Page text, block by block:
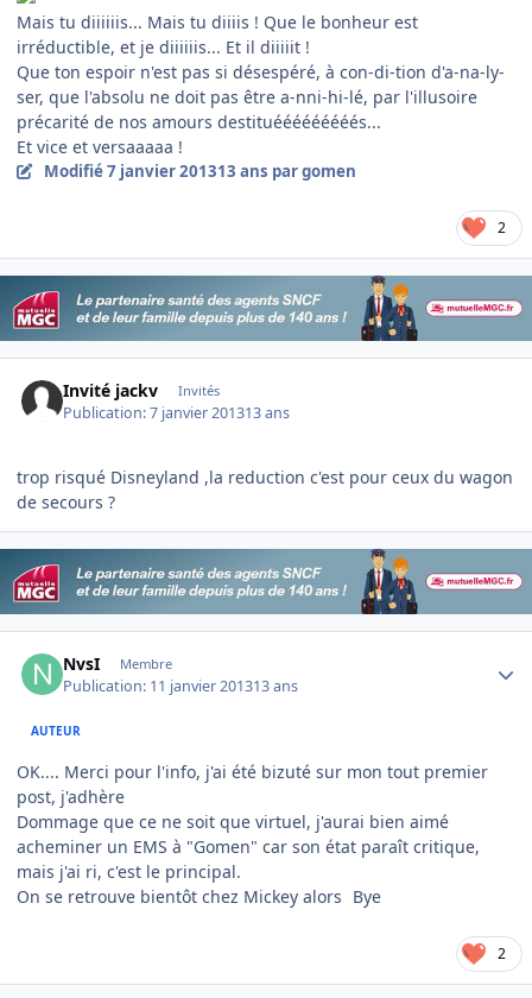
Mais tu diiiiiis... Mais tu diiiis ! Que le bonheur est
irréductible, et je diiiiiis... Et il diiiiit !
Que ton espoir n'est pas si désespéré, à con-di-tion d'a-na-ly-
ser, que l'absolu ne doit pas être a-nni-hi-lé, par l'illusoire
précarité de nos amours destituééééééééés...
Et vice et versaaaaa !
Modifié7 janvier 201313 ans par gomen
2
Invité jackv Invités
Publication:7 janvier 201313 ans
trop risqué Disneyland ,la reduction c'est pour ceux du wagon
de secours ?
NvsI Membre
Publication: 11 janvier 201313 ans
AUTEUR
OK.... Merci pour l'info, j'ai été bizuté sur mon tout premier
post, j'adhère
Dommage que ce ne soit que virtuel, j'aurai bien aimé
acheminer un EMS à "Gomen" car son état paraît critique,
mais j'ai ri, c'est le principal.
On se retrouve bientôt chez Mickey alors Bye
2